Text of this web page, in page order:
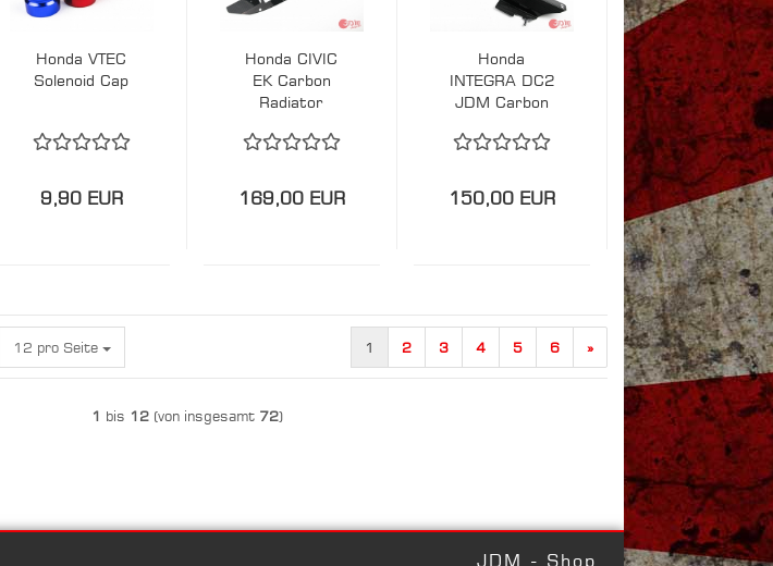
Honda VTEC
Solenoid Cap
9,90 EUR
Honda CIVIC
EK Carbon
Radiator
169,00 EUR
Honda
INTEGRA DC2
JDM Carbon
Cooling Panel
150,00 EUR
12 pro Seite
pro Seite 1 2 3 4 5 6 »
1 bis 12(von insgesamt 72)
JDM - Shop